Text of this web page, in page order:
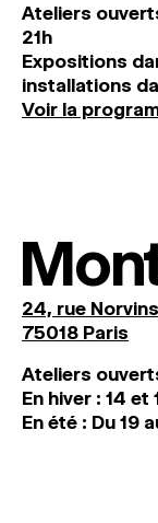
Ateliers
21h
Expositions
installations
Voir la
24, rue Norvins
75018 Paris
Ateliers
En hiver : 14
En été : Du 19